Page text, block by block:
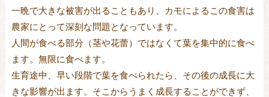
一晩で大きな被害が出ることもあり、カモによるこの食害は
農家にとって深刻な問題となっています。
人間が食べる部分（茎や花蕾）ではなくて葉を集中的に食べ
ます。無限に食べます。
生育途中、早い段階で葉を食べられたら、その後の成長に大
きな影響が出ます。そこからうまく成長することができず、